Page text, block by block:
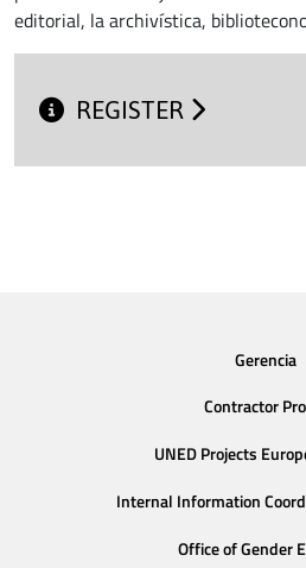
editorial, la archivística,
REGISTER
Gerencia
Contractor
UNED Projects
Internal Information
Office of Gender